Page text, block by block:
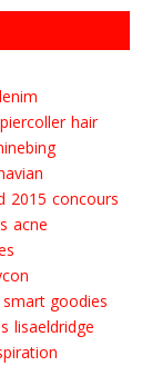
hair
2015 concours
acne
smart goodies
lisaeldridge